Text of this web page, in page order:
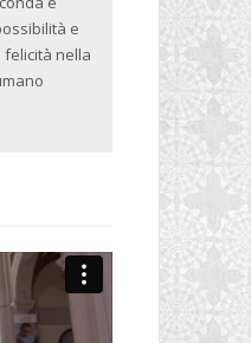
e
felicità nella